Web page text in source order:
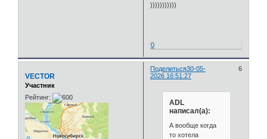
)))))))))))
0
Поделиться 6
30-05-
2026 16:51:27
VECTOR
Участник
Рейтинг:
ADL
написал(а):
А вообще когда
то хотела